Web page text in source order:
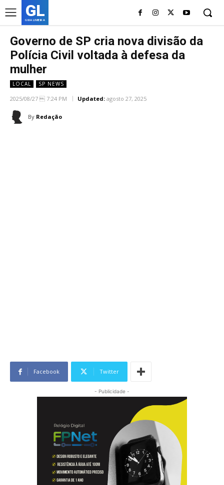
GL
GUIA LIMEIRA
Governo de SP cria nova divisão da
Polícia Civil voltada à defesa da
mulher
LOCAL SP NEWS
2025/08/27  7:24 PM Updated: agosto 27, 2025
By Redação
Facebook Twitter
- Publicidade -